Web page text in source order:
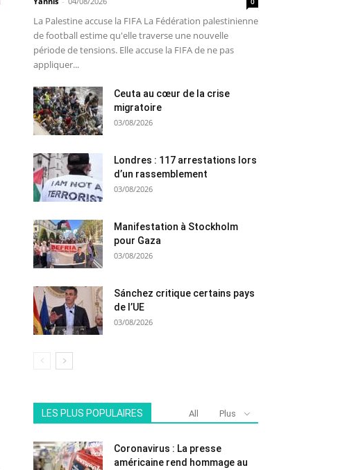
La Palestine accuse la FIFA La Fédération palestinienne
de football estime qu'elle traverse une nouvelle
période de tensions. Elle accuse la FIFA de ne pas
appliquer...
Ceuta au cœur de la crise
migratoire
03/08/2026
Londres : 117 arrestations lors
d’un rassemblement
03/08/2026
Manifestation à Stockholm
pour Gaza
03/08/2026
Sánchez critique certains pays
de l’UE
03/08/2026
LES PLUS POPULAIRES All Plus
Coronavirus : La presse
américaine rend hommage au